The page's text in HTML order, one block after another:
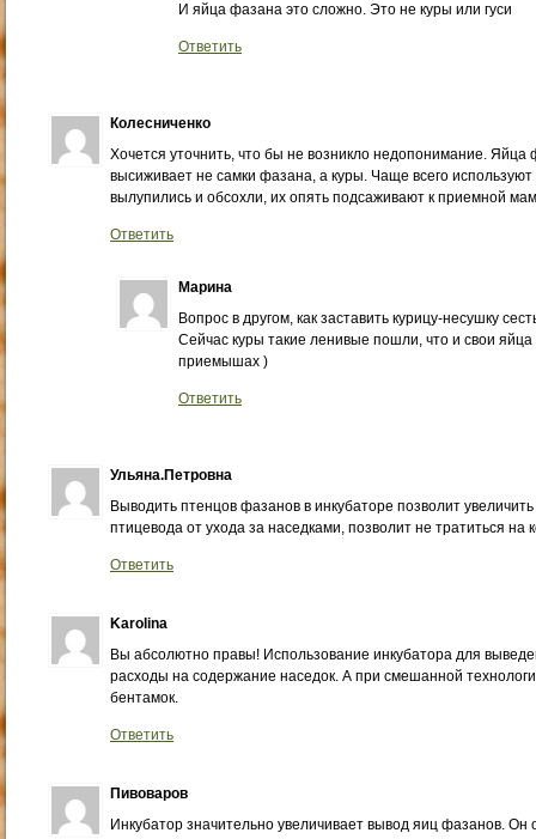
И яйца фазана это сложно. Это не куры или гуси
Ответить
Колесниченко
Хочется уточнить, что бы не возникло недопонимание.
высиживает не самки фазана, а куры. Чаще всего используют
вылупились и обсохли, их опять подсаживают к приемной
Ответить
Марина
Вопрос в другом, как заставить курицу-несушку
Сейчас куры такие ленивые пошли, что и свои
приемышах )
Ответить
Ульяна.Петровна
Выводить птенцов фазанов в инкубаторе позволит
птицевода от ухода за наседками, позволит не тратиться
Ответить
Karolina
Вы абсолютно правы! Использование инкубатора для
расходы на содержание наседок. А при смешанной
бентамок.
Ответить
Пивоваров
Инкубатор значительно увеличивает вывод яиц фазанов. Он